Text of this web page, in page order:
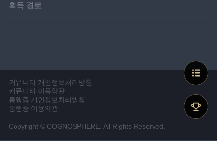
획득 경로
커뮤니티 개인정보처리방침
커뮤니티 이용약관
통행증 개인정보처리방침
통행증 이용약관
Copyright © COGNOSPHERE. All Rights Reserved.